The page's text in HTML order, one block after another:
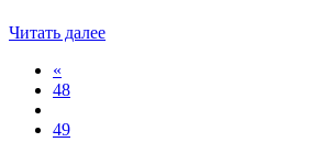
Читать далее
«
48
49